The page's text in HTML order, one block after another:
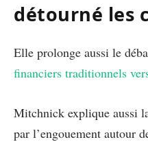
détourné les
Elle prolonge aussi le
financiers traditionnels
Mitchnick explique aussi
par l’engouement autour